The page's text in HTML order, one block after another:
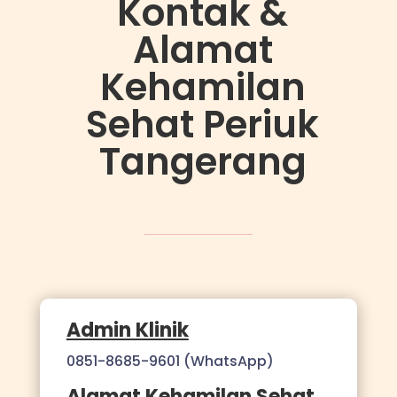
Kontak &
Alamat
Kehamilan
Sehat Periuk
Tangerang
Admin Klinik
0851-8685-9601 (WhatsApp)